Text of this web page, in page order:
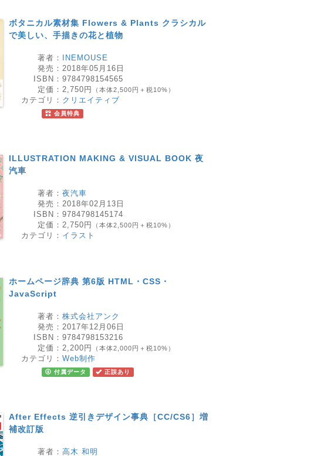
ボタニカル素材集 Flowers & Plants クラシカル
で美しい、手描きの花と植物
著者：
INEMOUSE
発売： 2018年05月16日
ISBN： 9784798154565
定価： 2,750円 （本体2,500円＋税10%）
カテゴリ： クリエイティブ
会員特典
ILLUSTRATION MAKING & VISUAL BOOK 夜
汽車
著者： 夜汽車
発売： 2018年02月13日
ISBN： 9784798145174
定価： 2,750円 （本体2,500円＋税10%）
カテゴリ： イラスト
ホームページ辞典 第6版 HTML・CSS・
JavaScript
著者： 株式会社アンク
発売： 2017年12月06日
ISBN： 9784798153216
定価： 2,200円 （本体2,000円＋税10%）
カテゴリ： Web制作
付属データ 正誤あり
After Effects 逆引きデザイン事典［CC/CS6］増
補改訂版
著者： 高木 和明